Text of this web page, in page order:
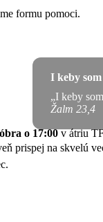
formu pomoci.
I keby
„I keby
Žalm 23,4
o 17:00v átriu
prispej na skvelú